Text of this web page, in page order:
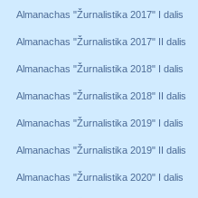
Almanachas "Žurnalistika 2017" I dalis
Almanachas "Žurnalistika 2017" II dalis
Almanachas "Žurnalistika 2018" I dalis
Almanachas "Žurnalistika 2018" II dalis
Almanachas "Žurnalistika 2019" I dalis
Almanachas "Žurnalistika 2019" II dalis
Almanachas "Žurnalistika 2020" I dalis